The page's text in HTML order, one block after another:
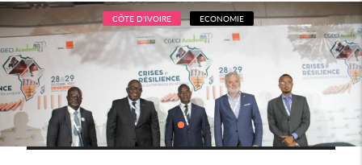
CÔTE D'IVOIRE ECONOMIE